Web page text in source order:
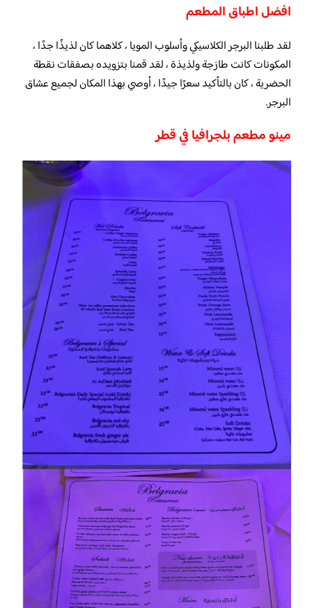
افضل اطباق المطعم
لقد طلبنا البرجر الكلاسيكي وأسلوب المويا ، كلاهما كان لذيذًا جدًا ،
المكونات كانت طازجة ولذيذة ، لقد قمنا بتزويده بصفقات نقطة
الحضرية ، كان بالتأكيد سعرًا جيدًا ، أوصي بهذا المكان لجميع عشاق
البرجر.
مينو مطعم بلجرافيا في قطر